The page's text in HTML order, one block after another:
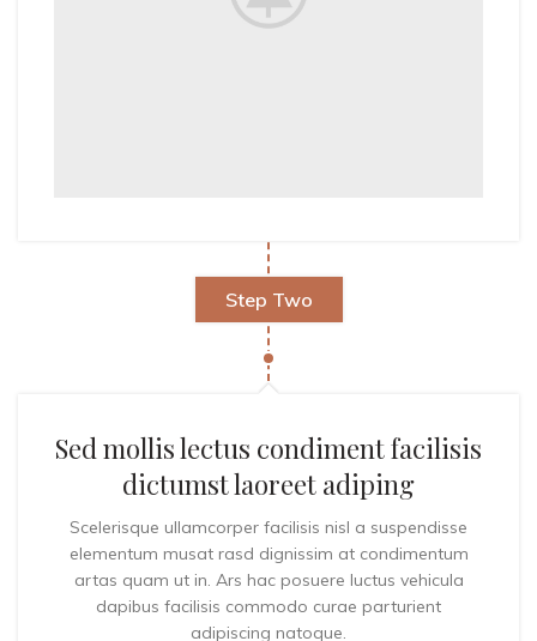
Step Two
Sed mollis lectus condiment facilisis
dictumst laoreet adiping
Scelerisque ullamcorper facilisis nisl a suspendisse
elementum musat rasd dignissim at condimentum
artas quam ut in. Ars hac posuere luctus vehicula
dapibus facilisis commodo curae parturient
adipiscing natoque.